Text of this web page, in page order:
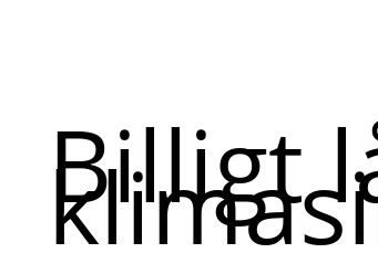
Billigt